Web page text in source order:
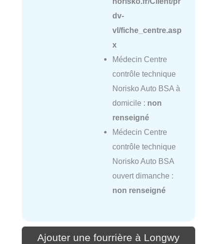
dv-
vl/fiche_centre.asp
x
Médecin Centre
contrôle technique
Norisko Auto BSA à
domicile : non
renseigné
Médecin Centre
contrôle technique
Norisko Auto BSA
ouvert dimanche :
non renseigné
Ajouter une fourrière à Longwy